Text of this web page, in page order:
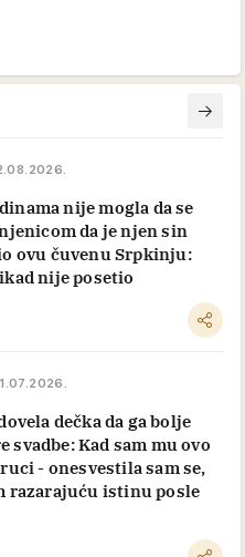
nije mogla da se
da je njen sin
ovu čuvenu Srpkinju:
nije posetio
dečka da ga bolje
svadbe: Kad sam mu ovo
- onesvestila sam se,
razarajuću istinu posle